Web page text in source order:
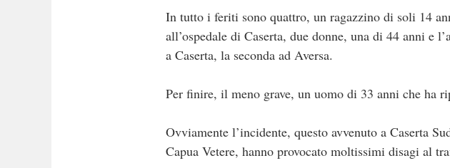
In tutto i feriti sono quattro, un ragazzino di soli 14
all’ospedale di Caserta, due donne, una di 44 anni e
a Caserta, la seconda ad Aversa.
Per finire, il meno grave, un uomo di 33 anni che ha
Ovviamente l’incidente, questo avvenuto a Caserta
Capua Vetere, hanno provocato moltissimi disagi al